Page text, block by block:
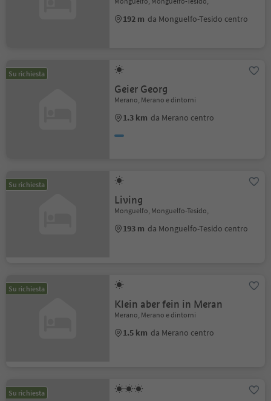
192 m da Monguelfo-Tesido centro
Su richiesta
Geier Georg
Merano, Merano e dintorni
1.3 km da Merano centro
Su richiesta
Living
Monguelfo, Monguelfo-Tesido,
193 m da Monguelfo-Tesido centro
Su richiesta
Klein aber fein in Meran
Merano, Merano e dintorni
1.5 km da Merano centro
Su richiesta